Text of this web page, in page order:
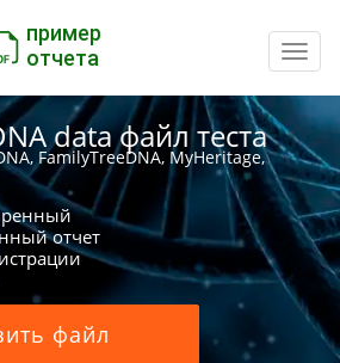
пример
отчета
data файл теста
FamilyTreeDNA, MyHeritage,
отчет
файл